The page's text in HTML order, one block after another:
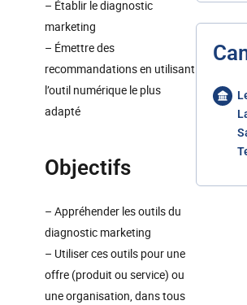
– Établir le diagnostic
marketing
– Émettre des
recommandations en utilisant
l’outil numérique le plus
adapté
Objectifs
– Appréhender les outils du
diagnostic marketing
– Utiliser ces outils pour une
offre (produit ou service) ou
une organisation, dans tous